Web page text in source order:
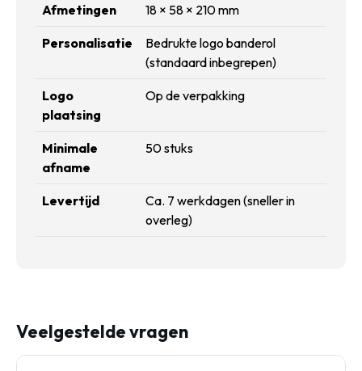
Afmetingen 18 × 58 × 210 mm
Personalisatie
Bedrukte logo banderol
(standaard inbegrepen)
Logo
plaatsing
Op de verpakking
Minimale
afname
50 stuks
Levertijd
Ca. 7 werkdagen (sneller in
overleg)
Veelgestelde vragen